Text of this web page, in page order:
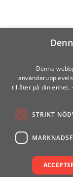
Denna
tillåter på din enhet.
STRIKT